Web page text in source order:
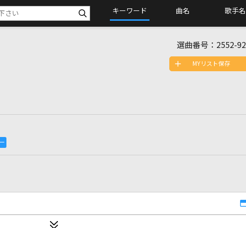
キーワード 曲名 歌手名
選曲番号： 2552-92
MYリスト保存